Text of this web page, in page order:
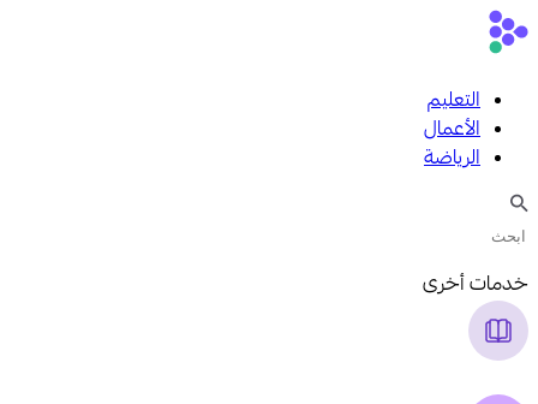
التعليم
الأعمال
الرياضة
خدمات أخرى